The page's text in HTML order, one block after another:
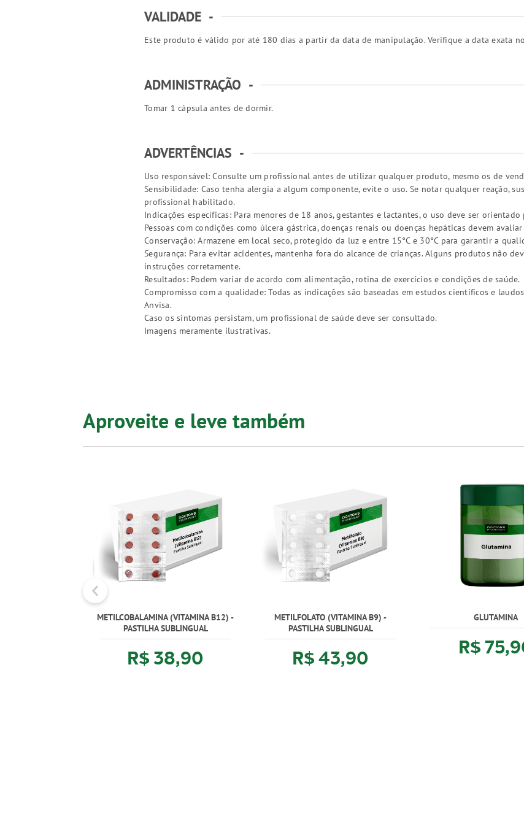
VALIDADE -
Este produto é válido por até 180 dias a partir da data de manipulação. Verifique a data exata
ADMINISTRAÇÃO -
Tomar 1 cápsula antes de dormir.
ADVERTÊNCIAS -
Uso responsável: Consulte um profissional antes de utilizar qualquer produto, mesmo os de
Sensibilidade: Caso tenha alergia a algum componente, evite o uso. Se notar qualquer reação,
profissional habilitado.
Indicações específicas: Para menores de 18 anos, gestantes e lactantes, o uso deve ser
Pessoas com condições como úlcera gástrica, doenças renais ou doenças hepáticas devem
Conservação: Armazene em local seco, protegido da luz e entre 15°C e 30°C para garantir a
Segurança: Para evitar acidentes, mantenha fora do alcance de crianças. Alguns produtos não
instruções corretamente.
Resultados: Podem variar de acordo com alimentação, rotina de exercícios e condições de saúde.
Compromisso com a qualidade: Todas as indicações são baseadas em estudos científicos e
Anvisa.
Caso os sintomas persistam, um profissional de saúde deve ser consultado.
Imagens meramente ilustrativas.
Aproveite e leve também
METILCOBALAMINA (VITAMINA B12) -
PASTILHA SUBLINGUAL
R$ 38,90
METILFOLATO (VITAMINA B9) -
PASTILHA SUBLINGUAL
R$ 43,90
GLUTAMINA
R$